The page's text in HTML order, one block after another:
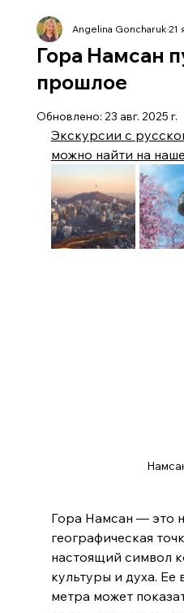
Гора Намсан
прошлое
Angelina Goncharuk21
Обновлено: 23 авг. 2025 г.
Экскурсии с
можно найти на
Гора Намсан — это
географическая
настоящий символ
культуры и духа. Ее
метра может